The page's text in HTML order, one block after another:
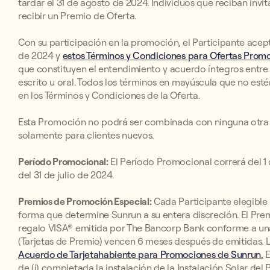
tardar el 31 de agosto de 2024. Individuos que reciban
recibir un Premio de Oferta.
Con su participación en la promoción, el Participante
de 2024 y estos Términos y Condiciones para Ofertas
que constituyen el entendimiento y acuerdo íntegros
escrito u oral. Todos los términos en mayúscula que no
en los Términos y Condiciones de la Oferta.
Esta Promoción no podrá ser combinada con ninguna
solamente para clientes nuevos.
Período Promocional:El Período Promocional correrá del 1
del 31 de julio de 2024.
Premios de Promoción Especial:Cada Participante elegible
forma que determine Sunrun a su entera discreción. El
regalo VISA® emitida por The Bancorp Bank conforme a
(Tarjetas de Premio) vencen 6 meses después de
Acuerdo de Tarjetahabiente para Promociones de Sunrun.
de (i) completada la instalación de la Instalación Solar